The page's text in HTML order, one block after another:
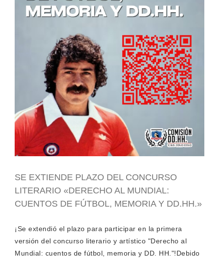
SE EXTIENDE PLAZO DEL CONCURSO
LITERARIO «DERECHO AL MUNDIAL:
CUENTOS DE FÚTBOL, MEMORIA Y DD.HH.»
¡Se extendió el plazo para participar en la primera
versión del concurso literario y artístico "Derecho al
Mundial: cuentos de fútbol, memoria y DD. HH."!Debido